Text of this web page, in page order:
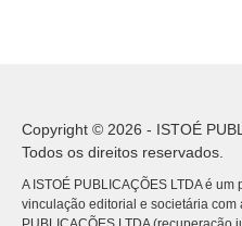
Copyright © 2026 - ISTOÉ
Todos os direitos reservados.
A ISTOÉ PUBLICAÇÕES LTDA é
vinculação editorial e societária com